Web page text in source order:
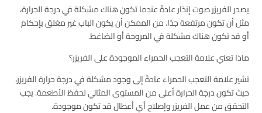
يصدر الفريزر صوت إنذار عادةً عندما تكون هناك مشكلة في درجة الحرارة،
مثل أن تكون مرتفعة جدًا. من الممكن أن يكون الباب غير مغلق بإحكام
أو قد تكون هناك مشكلة في المروحة أو الضاغط.
ماذا تعني علامة التعجب الحمراء الموجودة على الفريزر؟
تشير علامة التعجب الحمراء عادةً إلى وجود مشكلة في درجة حرارة الفريزر،
حيث تكون درجة الحرارة أعلى من المستوى المثالي لحفظ الأطعمة. يجب
التحقق من عمل الفريزر وإصلاح أي أعطال قد تكون موجودة.